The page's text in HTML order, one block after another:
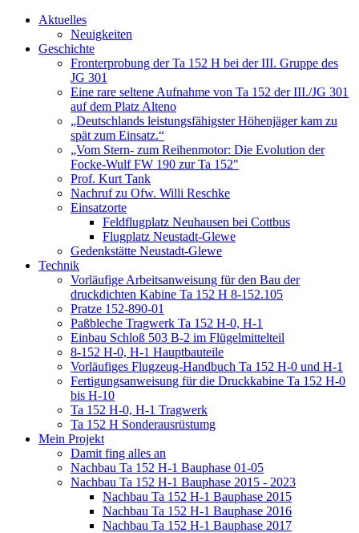
Aktuelles
Neuigkeiten
Geschichte
Fronterprobung der Ta 152 H bei der III. Gruppe des
JG 301
Eine rare seltene Aufnahme von Ta 152 der III./JG 301
auf dem Platz Alteno
„Deutschlands leistungsfähigster Höhenjäger kam zu
spät zum Einsatz.“
„Vom Stern- zum Reihenmotor: Die Evolution der
Focke-Wulf FW 190 zur Ta 152"
Prof. Kurt Tank
Nachruf zu Ofw. Willi Reschke
Einsatzorte
Feldflugplatz Neuhausen bei Cottbus
Flugplatz Neustadt-Glewe
Gedenkstätte Neustadt-Glewe
Technik
Vorläufige Arbeitsanweisung für den Bau der
druckdichten Kabine Ta 152 H 8-152.105
Pratze 152-890-01
Paßbleche Tragwerk Ta 152 H-0, H-1
Einbau Schloß 503 B-2 im Flügelmittelteil
8-152 H-0, H-1 Hauptbauteile
Vorläufiges Flugzeug-Handbuch Ta 152 H-0 und H-1
Fertigungsanweisung für die Druckkabine Ta 152 H-0
bis H-10
Ta 152 H-0, H-1 Tragwerk
Ta 152 H Sonderausrüstumg
Mein Projekt
Damit fing alles an
Nachbau Ta 152 H-1 Bauphase 01-05
Nachbau Ta 152 H-1 Bauphase 2015 - 2023
Nachbau Ta 152 H-1 Bauphase 2015
Nachbau Ta 152 H-1 Bauphase 2016
Nachbau Ta 152 H-1 Bauphase 2017